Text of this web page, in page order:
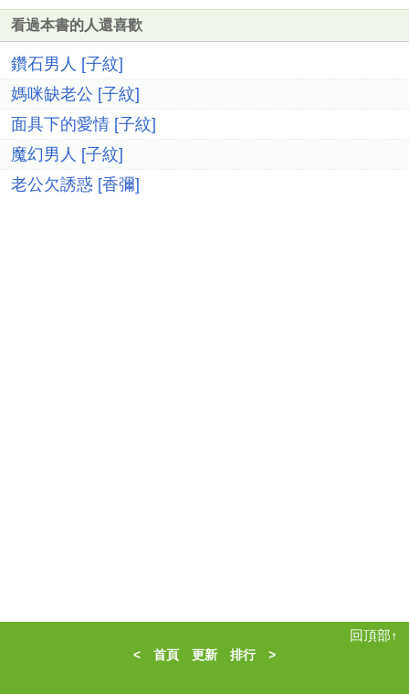
看過本書的人還喜歡
鑽石男人 [子紋]
媽咪缺老公 [子紋]
面具下的愛情 [子紋]
魔幻男人 [子紋]
老公欠誘惑 [香彌]
回頂部↑
< 首頁 更新 排行>